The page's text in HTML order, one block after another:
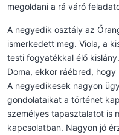
megoldani a rá váró
A negyedik osztály az
ismerkedett meg. Viola, a
testi fogyatékkal élő
Doma, ekkor ráébred,
A negyedikesek nagyon
gondolataikat a történet
személyes tapasztalatot is
kapcsolatban. Nagyon jó